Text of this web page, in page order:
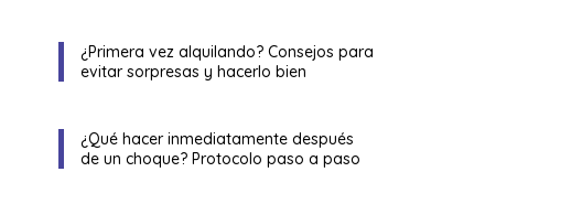
¿Primera vez alquilando? Consejos para
evitar sorpresas y hacerlo bien
¿Qué hacer inmediatamente después
de un choque? Protocolo paso a paso